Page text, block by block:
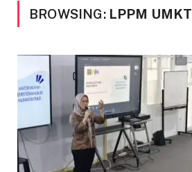
BROWSING: LPPM UMKT